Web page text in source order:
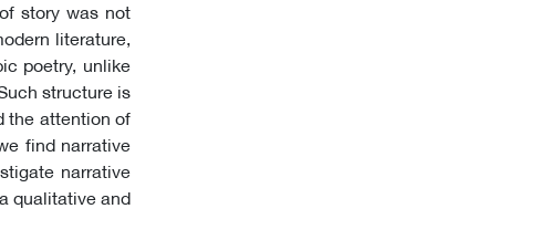
story was not
literature,
poetry, unlike
structure is
the attention of
find narrative
narrative
qualitative and